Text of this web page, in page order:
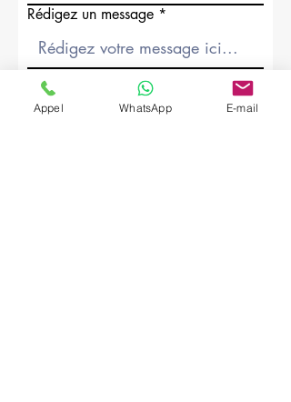
Rédigez un message
Société
Appel WhatsApp E-mail